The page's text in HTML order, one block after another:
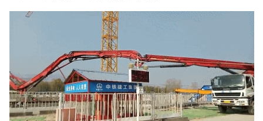
公告公示
联系我们